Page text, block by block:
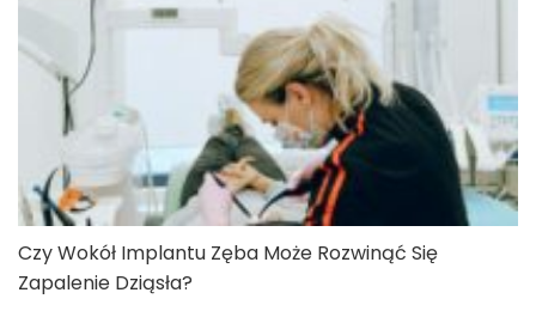
Czy Wokół Implantu Zęba Może Rozwinąć Się
Zapalenie Dziąsła?